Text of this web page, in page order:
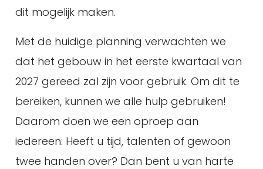
dit mogelijk maken.
Met de huidige planning verwachten we
dat het gebouw in het eerste kwartaal van
2027 gereed zal zijn voor gebruik. Om dit te
bereiken, kunnen we alle hulp gebruiken!
Daarom doen we een oproep aan
iedereen: Heeft u tijd, talenten of gewoon
twee handen over? Dan bent u van harte